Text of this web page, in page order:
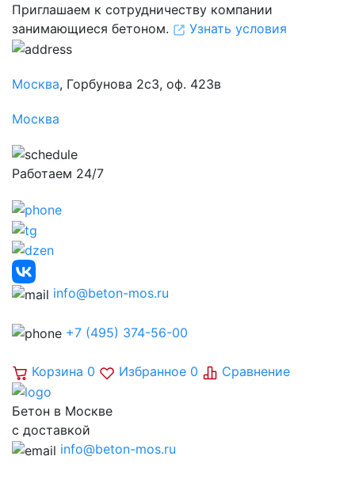
Приглашаем к сотрудничеству компании
занимающиеся бетоном.
Узнать условия
Москва, Горбунова 2с3, оф. 423в
Москва
Работаем 24/7
info@beton-mos.ru
+7 (495) 374-56-00
Корзина 0 Избранное 0 Сравнение
Бетон в Москве
с доставкой
info@beton-mos.ru